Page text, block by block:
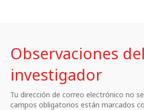
Observaciones del
investigador
Tu dirección de correo electrónico no
campos obligatorios están marcados